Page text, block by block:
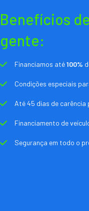
Benefícios
gente:
Financiamos até100%
Condições especiais
Até 45 dias de
Financiamento de
Segurança em todo o